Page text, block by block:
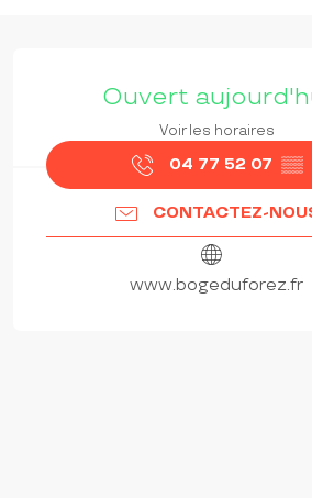
OUVERTURE
Ouvert
Voir les horaires
04 77 52 07 ▒▒
CONTACTEZ-
www.bogeduforez.fr